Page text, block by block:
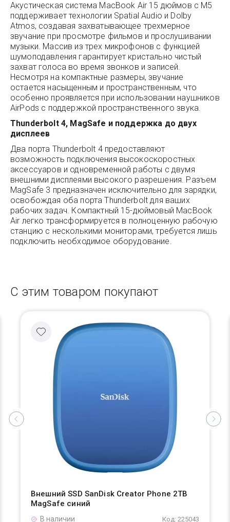
Акустическая система MacBook Air 15 дюймов с M5
поддерживает технологии Spatial Audio и Dolby
Atmos, создавая захватывающее трехмерное
звучание при просмотре фильмов и прослушивании
музыки. Массив из трех микрофонов с функцией
шумоподавления гарантирует кристально чистый
захват голоса во время звонков и записей.
Несмотря на компактные размеры, звучание
остается насыщенным и пространственным, что
особенно проявляется при использовании наушников
AirPods с поддержкой пространственного звука.
Thunderbolt 4, MagSafe и поддержка до двух
дисплеев
Два порта Thunderbolt 4 предоставляют
возможность подключения высокоскоростных
аксессуаров и одновременной работы с двумя
внешними дисплеями высокого разрешения. Разъем
MagSafe 3 предназначен исключительно для зарядки,
освобождая оба порта Thunderbolt для ваших
рабочих задач. Компактный 15-дюймовый MacBook
Air легко трансформируется в полноценную рабочую
станцию с несколькими мониторами, требуется лишь
подключить необходимое оборудование.
С этим товаром покупают
Внешний SSD SanDisk Creator Phone 2TB
MagSafe синий
Код: 225043
В наличии